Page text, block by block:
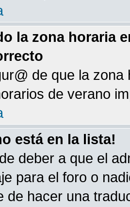
la zona horaria
de que la
de verano
está en la lista!
deber a que el
para el foro o
de hacer una